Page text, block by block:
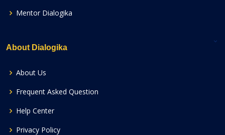
Mentor Dialogika
About Dialogika
About Us
Frequent Asked Question
Help Center
Privacy Policy